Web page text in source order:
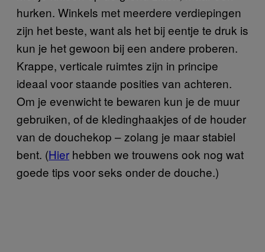
hurken. Winkels met meerdere verdiepingen
zijn het beste, want als het bij eentje te druk is
kun je het gewoon bij een andere proberen.
Krappe, verticale ruimtes zijn in principe
ideaal voor staande posities van achteren.
Om je evenwicht te bewaren kun je de muur
gebruiken, of de kledinghaakjes of de houder
van de douchekop – zolang je maar stabiel
bent. (Hier hebben we trouwens ook nog wat
goede tips voor seks onder de douche.)